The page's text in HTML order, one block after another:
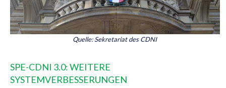
Quelle: Sekretariat des CDNI
SPE-CDNI 3.0: WEITERE
SYSTEMVERBESSERUNGEN